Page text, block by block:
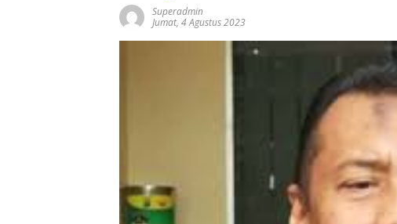
Superadmin
Jumat, 4 Agustus 2023